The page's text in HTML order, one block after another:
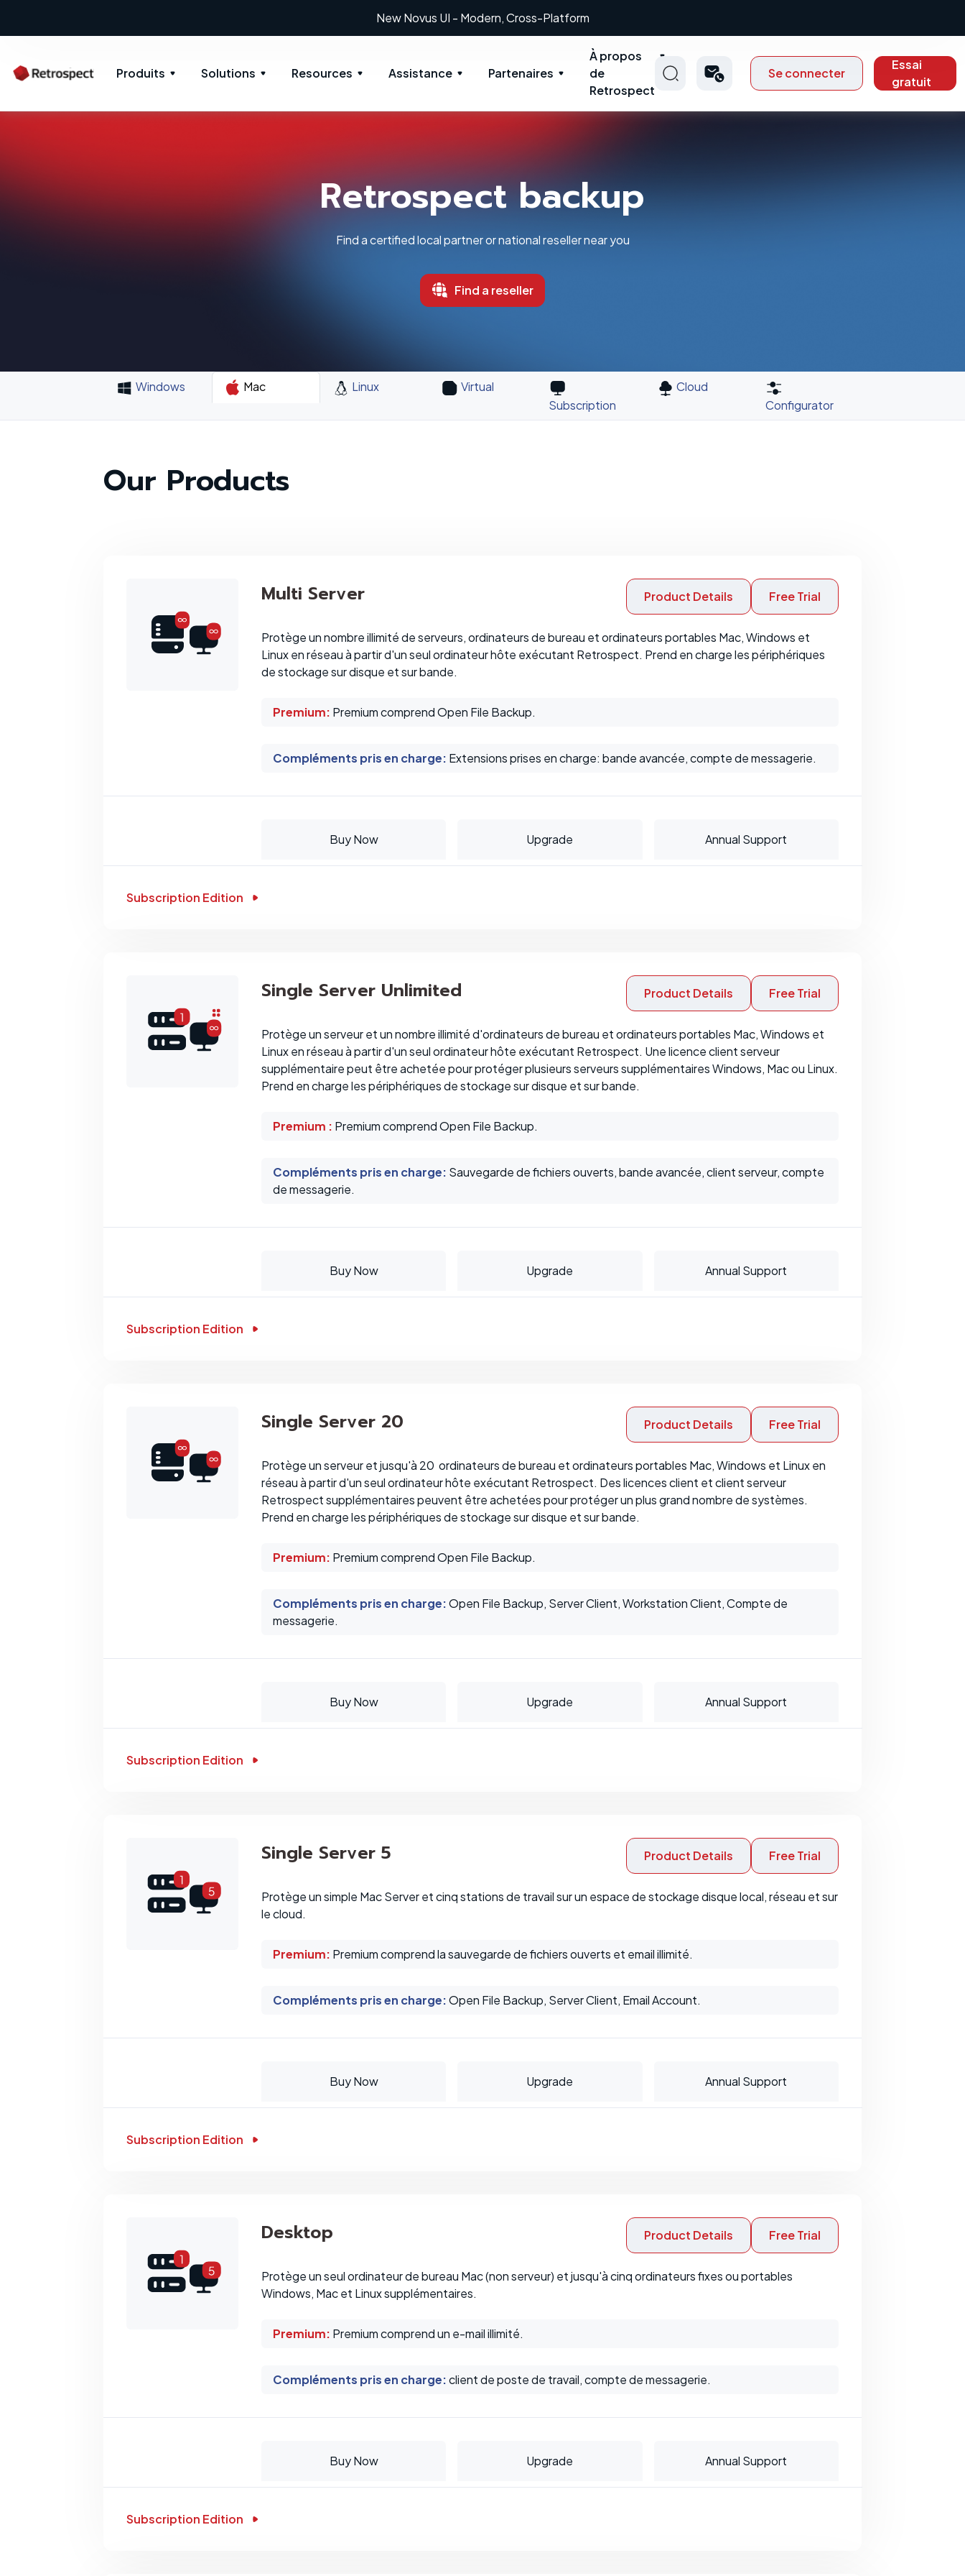
New: Retrospect 20.0.1
Produits Solutions Resources Assistance Partenaires
À propos
de
Retrospect
Se connecter
Essai
gratuit
Retrospect backup
Find a certified local partner or national reseller near you
Find a reseller
Windows Mac Linux
Virtual
Subscription
Cloud
Configurator
Our Products
Multi Server Product Details Free Trial
Protège un nombre illimité de serveurs, ordinateurs de bureau et ordinateurs portables Mac, Windows et
Linux en réseau à partir d'un seul ordinateur hôte exécutant Retrospect. Prend en charge les périphériques
de stockage sur disque et sur bande.
Premium: Premium comprend Open File Backup.
Compléments pris en charge: Extensions prises en charge: bande avancée, compte de messagerie.
Buy Now Upgrade Annual Support
Subscription Edition
Single Server Unlimited Product Details Free Trial
Protège un serveur et un nombre illimité d'ordinateurs de bureau et ordinateurs portables Mac, Windows et
Linux en réseau à partir d'un seul ordinateur hôte exécutant Retrospect. Une licence client serveur
supplémentaire peut être achetée pour protéger plusieurs serveurs supplémentaires Windows, Mac ou Linux.
Prend en charge les périphériques de stockage sur disque et sur bande.
Premium : Premium comprend Open File Backup.
Compléments pris en charge: Sauvegarde de fichiers ouverts, bande avancée, client serveur, compte
de messagerie.
Buy Now Upgrade Annual Support
Subscription Edition
Single Server 20 Product Details Free Trial
Protège un serveur et jusqu'à 20 ordinateurs de bureau et ordinateurs portables Mac, Windows et Linux en
réseau à partir d'un seul ordinateur hôte exécutant Retrospect. Des licences client et client serveur
Retrospect supplémentaires peuvent être achetées pour protéger un plus grand nombre de systèmes.
Prend en charge les périphériques de stockage sur disque et sur bande.
Premium: Premium comprend Open File Backup.
Compléments pris en charge:Open File Backup, Server Client, Workstation Client, Compte de
messagerie.
Buy Now Upgrade Annual Support
Subscription Edition
Single Server 5 Product Details Free Trial
Protège un simple Mac Server et cinq stations de travail sur un espace de stockage disque local, réseau et sur
le cloud.
Premium: Premium comprend la sauvegarde de fichiers ouverts et email illimité.
Compléments pris en charge:Open File Backup, Server Client, Email Account.
Buy Now Upgrade Annual Support
Subscription Edition
Desktop Product Details Free Trial
Protège un seul ordinateur de bureau Mac (non serveur) et jusqu'à cinq ordinateurs fixes ou portables
Windows, Mac et Linux supplémentaires.
Premium: Premium comprend un e-mail illimité.
Compléments pris en charge:client de poste de travail, compte de messagerie.
Buy Now Upgrade Annual Support
Subscription Edition